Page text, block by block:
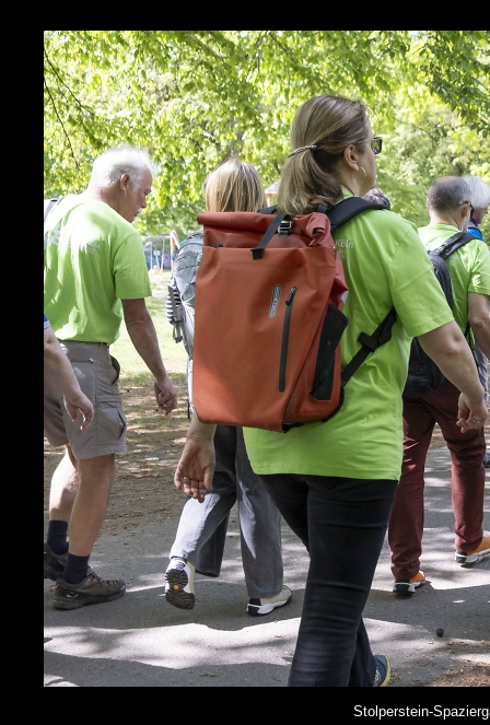
Stolperstein-